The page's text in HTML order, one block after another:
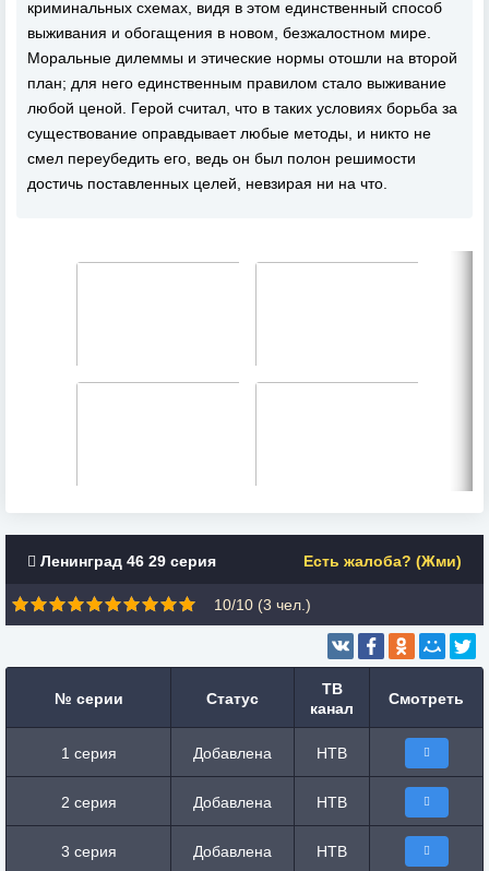
криминальных схемах, видя в этом единственный способ
выживания и обогащения в новом, безжалостном мире.
Моральные дилеммы и этические нормы отошли на второй
план; для него единственным правилом стало выживание
любой ценой. Герой считал, что в таких условиях борьба за
существование оправдывает любые методы, и никто не
смел переубедить его, ведь он был полон решимости
достичь поставленных целей, невзирая ни на что.
Ленинград 46 29 серия Есть жалоба? (Жми)
10/10 (3 чел.)
№ серии Статус
ТВ
канал
Смотреть
1 серия Добавлена НТВ
2 серия Добавлена НТВ
3 серия Добавлена НТВ